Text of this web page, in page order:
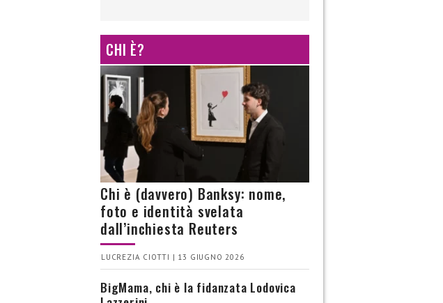
CHI È?
Chi è (davvero) Banksy: nome,
foto e identità svelata
dall’inchiesta Reuters
LUCREZIA CIOTTI | 13 GIUGNO 2026
BigMama, chi è la fidanzata Lodovica